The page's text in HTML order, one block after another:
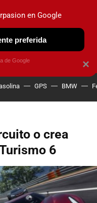
OBSERVATORIO
GPS BMW
o crea
6
×
en Google
preferida
de Google